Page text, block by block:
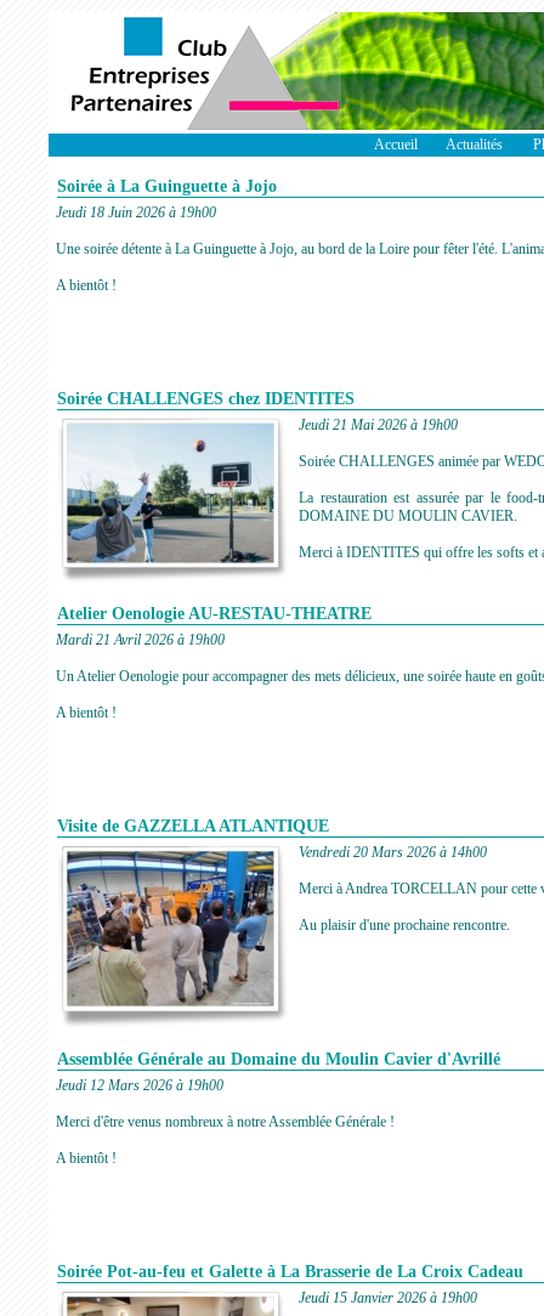
Accueil Actualités
Soirée à La Guinguette à Jojo
Jeudi 18 Juin 2026 à 19h00
Une soirée détente à La Guinguette à Jojo, au bord de la Loire pour fêter l'été.
A bientôt !
Soirée CHALLENGES chez IDENTITES
Jeudi 21 Mai 2026 à 19h00
Soirée CHALLENGES animée par
La restauration est assurée par le
DOMAINE DU MOULIN CAVIER.
Merci à IDENTITES qui offre les softs et
Atelier Oenologie AU-RESTAU-THEATRE
Mardi 21 Avril 2026 à 19h00
Un Atelier Oenologie pour accompagner des mets délicieux, une soirée haute en
A bientôt !
Visite de GAZZELLA ATLANTIQUE
Vendredi 20 Mars 2026 à 14h00
Merci à Andrea TORCELLAN pour cette
Au plaisir d'une prochaine rencontre.
Assemblée Générale au Domaine du Moulin Cavier d'Avrillé
Jeudi 12 Mars 2026 à 19h00
Merci d'être venus nombreux à notre Assemblée Générale !
A bientôt !
Soirée Pot-au-feu et Galette à La Brasserie de La Croix Cadeau
Jeudi 15 Janvier 2026 à 19h00